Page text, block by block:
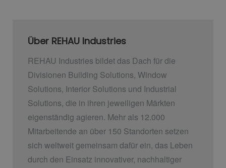
Über REHAU Industries
REHAU Industries bildet das Dach für die
Divisionen Building Solutions, Window
Solutions, Interior Solutions und Industrial
Solutions, die in ihren jeweiligen Märkten
eigenständig agieren. Mehr als 12.000
Mitarbeitende an über 150 Standorten setzen
sich weltweit gemeinsam dafür ein, das Leben
durch den Einsatz innovativer, nachhaltiger